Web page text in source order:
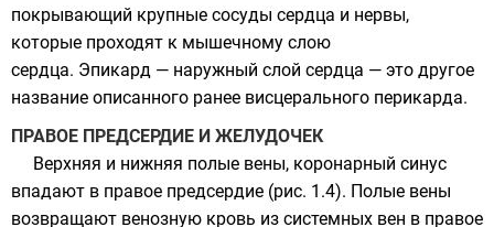
покрывающий крупные сосуды сердца и нервы,
которые проходят к мышечному слою
сердца. Эпикард — наружный слой сердца — это другое
название описанного ранее висцерального перикарда.
ПРАВОЕ ПРЕДСЕРДИЕ И ЖЕЛУДОЧЕК
Верхняя и нижняя полые вены, коронарный синус
впадают в правое предсердие (рис. 1.4). Полые вены
возвращают венозную кровь из системных вен в правое